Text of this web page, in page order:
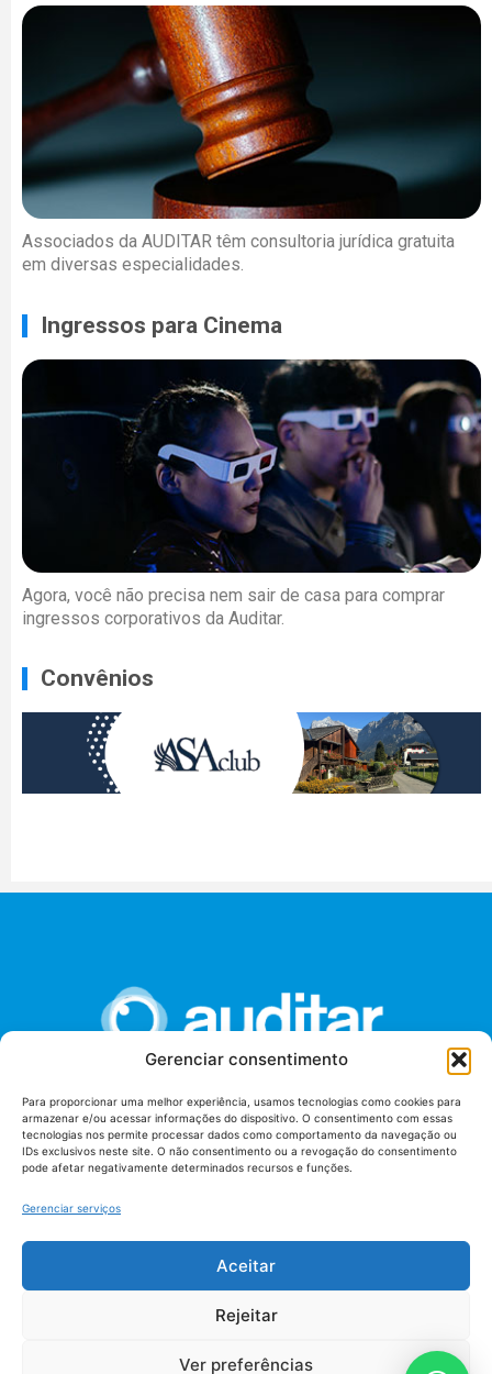
Gerenciar consentimento
Para proporcionar uma melhor experiência, usamos tecnologias como cookies para
armazenar e/ou acessar informações do dispositivo. O consentimento com essas
tecnologias nos permite processar dados como comportamento da navegação ou
IDs exclusivos neste site. O não consentimento ou a revogação do consentimento
pode afetar negativamente determinados recursos e funções.
Gerenciar serviços
Aceitar
Rejeitar
Ver preferências
Associados da AUDITAR têm consultoria jurídica gratuita
em diversas especialidades.
Ingressos para Cinema
Agora, você não precisa nem sair de casa para comprar
ingressos corporativos da Auditar.
Convênios
União dos Auditores Federais de Controle Externo -
AUDITAR
Setor de Administração Federal Sul (SAF/Sul), Qd. 04, Lt. 01
Tribunal de Contas da União (TCU), Subsolo, Sala S04
Termos de uso